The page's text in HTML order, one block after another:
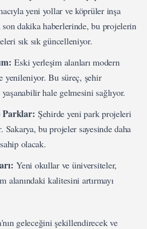
yeni yollar ve köprüler inşa
dakika haberlerinde, bu projelerin
sık sık güncelleniyor.
Eski yerleşim alanları modern
yenileniyor. Bu süreç, şehir
hale gelmesini sağlıyor.
Parklar: Şehirde yeni park projeleri
Sakarya, bu projeler sayesinde daha
olacak.
Yeni okullar ve üniversiteler,
alanındaki kalitesini artırmayı
geleceğini şekillendirecek ve